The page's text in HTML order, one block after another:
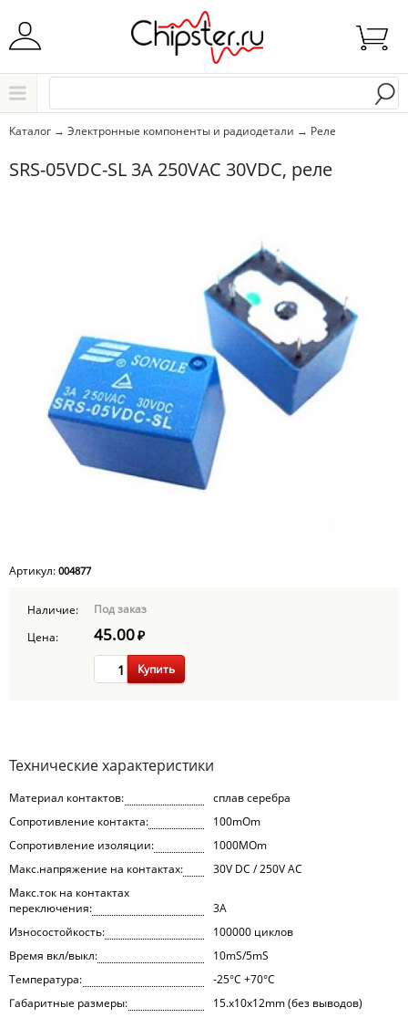
Начните водить название города..
Каталог → Электронные компоненты и радиодетали → Реле
SRS-05VDC-SL 3A 250VAC 30VDC, реле
Артикул: 004877
Наличие:
Под заказ
Цена:
45.00₽
Купить
Технические характеристики
Материал контактов:
сплав серебра
Сопротивление контакта:
100mOm
Сопротивление изоляции:
1000MOm
Макс.напряжение на контактах:
30V DC / 250V AC
Макс.ток на контактах
переключения:
3А
Износостойкость:
100000 циклов
Время вкл/выкл:
10mS/5mS
Температура:
-25°С +70°С
Габаритные размеры:
15.х10х12mm (без выводов)